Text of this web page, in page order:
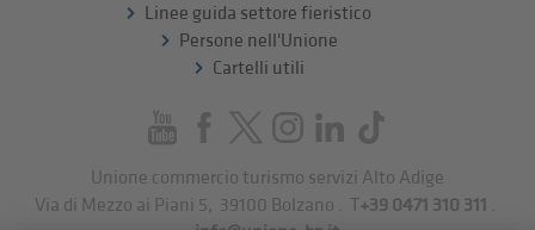
Linee guida settore fieristico
Persone nell'Unione
Cartelli utili
Unione commercio turismo servizi Alto Adige
Via di Mezzo ai Piani 5
39100 Bolzano . T+39 0471 310 311 .